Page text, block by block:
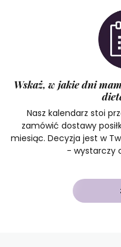
Wskaż, w jakie dni
Nasz kalendarz stoi
zamówić dostawy
miesiąc. Decyzja jest w
- wystarczy